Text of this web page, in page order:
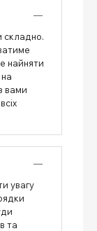
складно.
найняти
вами
увагу
та